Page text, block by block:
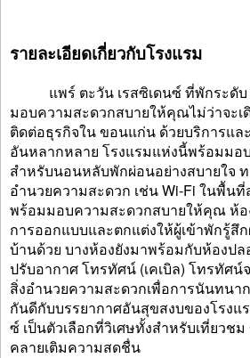
รายละเอียดเกี่ยวกับโรงแรม
แพร์ ตะวัน เรสซิเดนซ์ ที่พักระดับ
มอบความสะดวกสบายให้คุณไม่ว่าจะเ
ติดต่อธุรกิจใน ขอนแก่น ด้วยบริการแล
อันหลากหลาย โรงแรมแห่งนี้พร้อมม
สำหรับนอนหลับพักผ่อนอย่างสบายใจ
อำนวยความสะดวก เช่น Wi-Fi ในพื้น
พร้อมมอบความสะดวกสบายให้คุณ ห้อ
การออกแบบและตกแต่งให้ผู้เข้าพักรู้สึ
บ้านด้วย บางห้องยังมาพร้อมกับห้องปล
ปรับอากาศ โทรทัศน์ (เคเบิล) โทรทัศ
สิ่งอำนวยความสะดวกเพื่อการนันทนา
กันดีกับบรรยากาศอันสุขสงบของโรงแ
ซ์ เป็นตัวเลือกที่วิเศษทั้งสำหรับเที่ยวช
คลายเติมความสดชื่น